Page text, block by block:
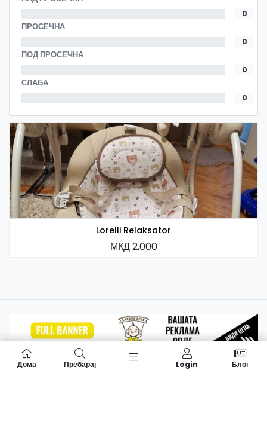
0
ПРОСЕЧНА
0
ПОД ПРОСЕЧНА
0
СЛАБА
0
Lorelli Relaksator
МКД 2,000
Дома Пребарај Login Блог